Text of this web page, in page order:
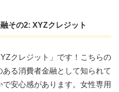
その2: XYZクレジット
クレジット」です！こちらの
る消費者金融として知られて
安心感があります。女性専用